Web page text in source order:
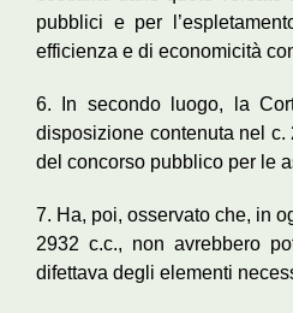
pubblici e per
efficienza e di economicità
6. In secondo luogo, la
disposizione contenuta nel
del concorso pubblico per le
7. Ha, poi, osservato che, in
2932 c.c., non avrebbero
difettava degli elementi